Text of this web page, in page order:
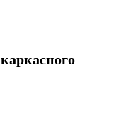
каркасного